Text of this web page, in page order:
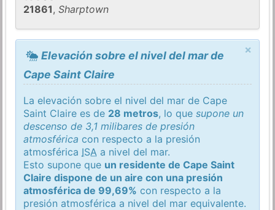
21861,Sharptown
×
Elevación sobre el nivel del mar de
Cape Saint Claire
La elevación sobre el nivel del mar de Cape
Saint Claire es de 28 metros, lo quesupone un
descenso de 3,1 milibares de presión
atmosférica con respecto a la presión
atmosférica ISA a nivel del mar.
Esto supone que un residente de Cape Saint
Claire dispone de un aire con una presión
atmosférica de 99,69% con respecto a la
presión atmosférica a nivel del mar equivalente.